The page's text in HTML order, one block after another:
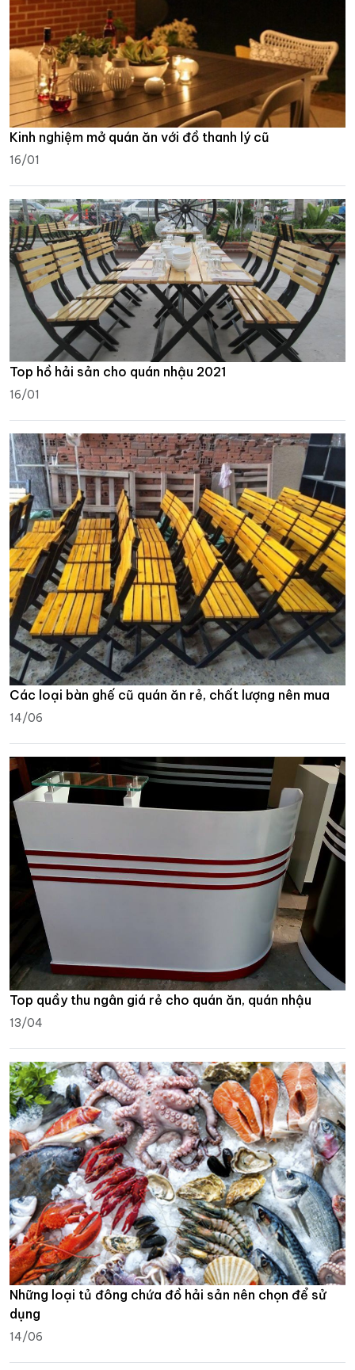
Kinh nghiệm mở quán ăn với đồ thanh lý cũ
16/01
Top hồ hải sản cho quán nhậu 2021
16/01
Các loại bàn ghế cũ quán ăn rẻ, chất lượng nên mua
14/06
Top quầy thu ngân giá rẻ cho quán ăn, quán nhậu
13/04
Những loại tủ đông chứa đồ hải sản nên chọn để sử
dụng
14/06